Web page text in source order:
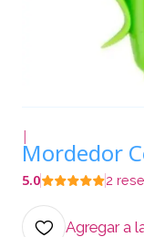
|
Mordedor
5.0 2
Agregar a